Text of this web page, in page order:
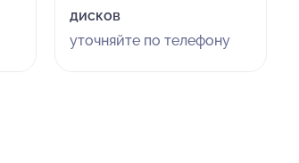
дисков
уточняйте по телефону